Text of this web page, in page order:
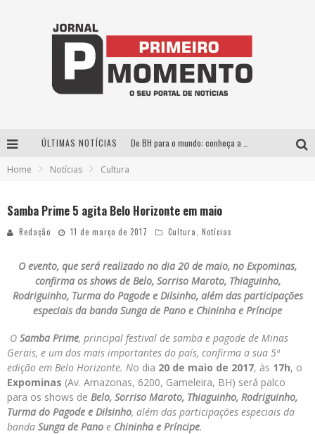
ÚLTIMAS NOTÍCIAS
Home Notícias Cultura
Samba Prime 5 agita Belo Horizonte em maio
Redação 11 de março de 2017 Cultura Notícias
O evento, que será realizado no dia 20 de maio, no Expominas,
confirma os shows de Belo, Sorriso Maroto, Thiaguinho,
Rodriguinho, Turma do Pagode e Dilsinho, além das participações
especiais da banda Sunga de Pano e Chininha e Príncipe
O Samba Prime, principal festival de samba e pagode de Minas
Gerais, e um dos mais importantes do país, confirma a sua 5ª
edição em Belo Horizonte. No dia 20 de maio de 2017, às 17h, o
Expominas (Av. Amazonas, 6200, Gameleira, BH) será palco
para os shows de Belo, Sorriso Maroto, Thiaguinho, Rodriguinho,
Turma do Pagode e Dilsinho, além das participações especiais da
banda Sunga de Pano e Chininha e Príncipe.